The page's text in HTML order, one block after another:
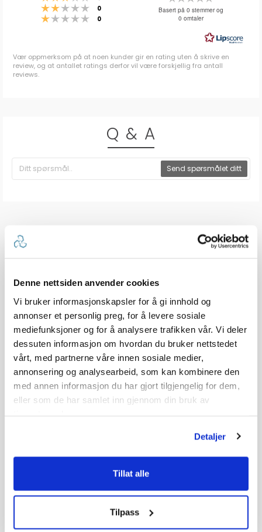
Denne nettsiden anvender cookies
Vi bruker informasjonskapsler for å gi innhold og
annonser et personlig preg, for å levere sosiale
mediefunksjoner og for å analysere trafikken vår. Vi deler
dessuten informasjon om hvordan du bruker nettstedet
vårt, med partnerne våre innen sosiale medier,
annonsering og analysearbeid, som kan kombinere den
med annen informasjon du har gjort tilgjengelig for dem,
eller som de har samlet inn gjennom din bruk av
Detaljer
Tillat alle
Tilpass
Karakter: 2 av 5 mulige
0
Karakter: 1 av 5 mulige
0
0.0
5
mulige
Basert på 0 stemmer og
0 omtaler
Vær oppmerksom på at noen kunder gir en rating uten å skrive en
review, og at antallet ratings derfor vil være forskjellig fra antall
reviews.
Q & A
Send spørsmålet ditt